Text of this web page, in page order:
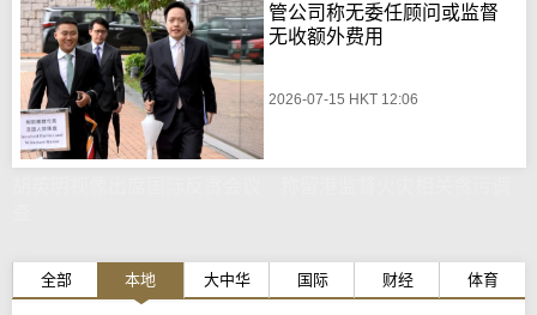
管公司称无委任顾问或监督
无收额外费用
2026-07-15 HKT 12:06
全部 本地 大中华 国际 财经 体育